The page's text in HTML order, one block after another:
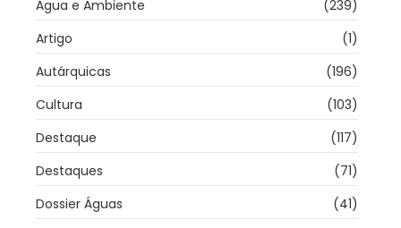
Água e Ambiente
(239)
Artigo
(1)
Autárquicas
(196)
Cultura
(103)
Destaque
(117)
Destaques
(71)
Dossier Águas
(41)